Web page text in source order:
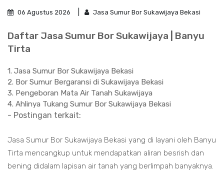
06 Agustus 2026 Jasa Sumur Bor Sukawijaya Bekasi
Daftar Jasa Sumur Bor Sukawijaya | Banyu
Tirta
1. Jasa Sumur Bor Sukawijaya Bekasi
2. Bor Sumur Bergaransi di Sukawijaya Bekasi
3. Pengeboran Mata Air Tanah Sukawijaya
4. Ahlinya Tukang Sumur Bor Sukawijaya Bekasi
- Postingan terkait:
Jasa Sumur Bor Sukawijaya Bekasi yang di layani oleh Banyu
Tirta mencangkup untuk mendapatkan aliran besrish dan
bening didalam lapisan air tanah yang berlimpah banyaknya.